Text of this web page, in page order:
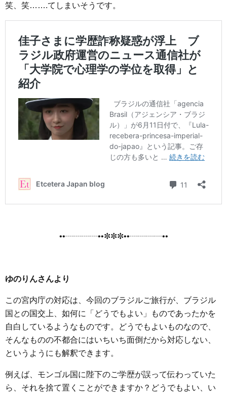
笑、笑…….てしまいそうです。
••┈┈┈┈••✼✼✼••┈┈┈┈••
ゆのりんさんより
この宮内庁の対応は、今回のブラジルご旅行が、ブラジル
国との国交上、如何に「どうでもよい」ものであったかを
自白しているようなものです。どうでもよいものなので、
そんなものの不都合にはいちいち面倒だから対応しない、
というようにも解釈できます。
例えば、モンゴル国に陛下のご学歴が誤って伝わっていた
ら、それを捨て置くことができますか？どうでもよい、い